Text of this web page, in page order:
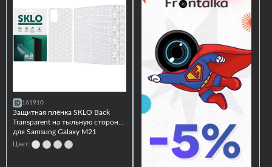
161910
Защитная плёнка SKLO Back
Transparent на тыльную сторону
для Samsung Galaxy M21
Цвет: